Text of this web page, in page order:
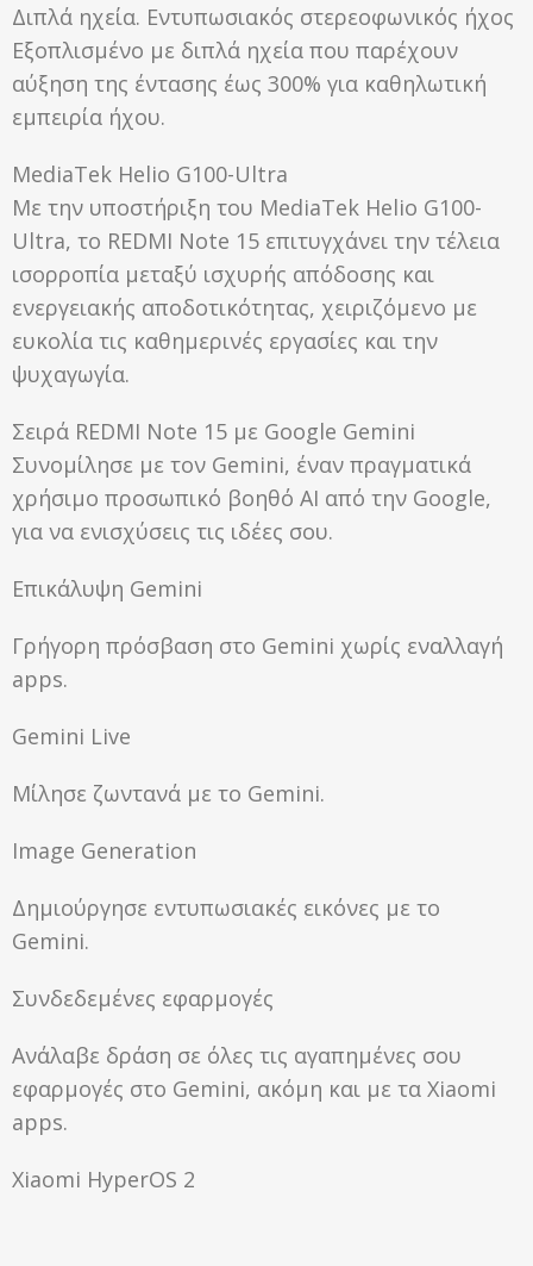
Διπλά ηχεία. Εντυπωσιακός στερεοφωνικός ήχος
Εξοπλισμένο με διπλά ηχεία που παρέχουν
αύξηση της έντασης έως 300% για καθηλωτική
εμπειρία ήχου.
MediaTek Helio G100-Ultra
Με την υποστήριξη του MediaTek Helio G100-
Ultra, το REDMI Note 15 επιτυγχάνει την τέλεια
ισορροπία μεταξύ ισχυρής απόδοσης και
ενεργειακής αποδοτικότητας, χειριζόμενο με
ευκολία τις καθημερινές εργασίες και την
ψυχαγωγία.
Σειρά REDMI Note 15 με Google Gemini
Συνομίλησε με τον Gemini, έναν πραγματικά
χρήσιμο προσωπικό βοηθό AI από την Google,
για να ενισχύσεις τις ιδέες σου.
Επικάλυψη Gemini
Γρήγορη πρόσβαση στο Gemini χωρίς εναλλαγή
apps.
Gemini Live
Μίλησε ζωντανά με το Gemini.
Image Generation
Δημιούργησε εντυπωσιακές εικόνες με το
Gemini.
Συνδεδεμένες εφαρμογές
Ανάλαβε δράση σε όλες τις αγαπημένες σου
εφαρμογές στο Gemini, ακόμη και με τα Xiaomi
apps.
Xiaomi HyperOS 2